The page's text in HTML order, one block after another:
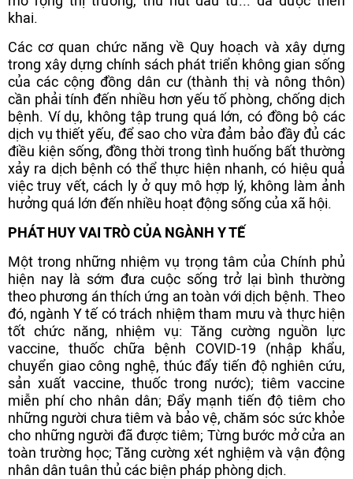
khai.
Các cơ quan chức năng về Quy hoạch và xây dựng
trong xây dựng chính sách phát triển không gian sống
của các cộng đồng dân cư (thành thị và nông thôn)
cần phải tính đến nhiều hơn yếu tố phòng, chống dịch
bệnh. Ví dụ, không tập trung quá lớn, có đồng bộ các
dịch vụ thiết yếu, để sao cho vừa đảm bảo đầy đủ các
điều kiện sống, đồng thời trong tình huống bất thường
xảy ra dịch bệnh có thể thực hiện nhanh, có hiệu quả
việc truy vết, cách ly ở quy mô hợp lý, không làm ảnh
hưởng quá lớn đến nhiều hoạt động sống của xã hội.
PHÁT HUY VAI TRÒ CỦA NGÀNH Y TẾ
Một trong những nhiệm vụ trọng tâm của Chính phủ
hiện nay là sớm đưa cuộc sống trở lại bình thường
theo phương án thích ứng an toàn với dịch bệnh. Theo
đó, ngành Y tế có trách nhiệm tham mưu và thực hiện
tốt chức năng, nhiệm vụ: Tăng cường nguồn lực
vaccine, thuốc chữa bệnh COVID-19 (nhập khẩu,
chuyển giao công nghệ, thúc đẩy tiến độ nghiên cứu,
sản xuất vaccine, thuốc trong nước); tiêm vaccine
miễn phí cho nhân dân; Đẩy mạnh tiến độ tiêm cho
những người chưa tiêm và bảo vệ, chăm sóc sức khỏe
cho những người đã được tiêm; Từng bước mở cửa an
toàn trường học; Tăng cường xét nghiệm và vận động
nhân dân tuân thủ các biện pháp phòng dịch.